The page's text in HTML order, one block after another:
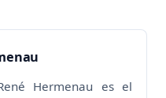
Hermenau es el